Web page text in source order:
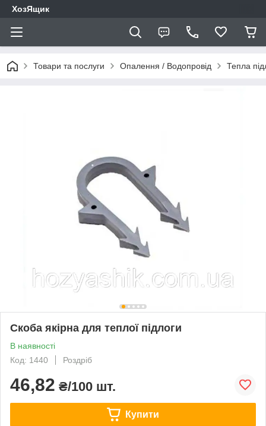
ХозЯщик
Товари та послуги Опалення / Водопровід Тепла
Скоба якірна для теплої підлоги
В наявності
Код: 1440
Роздріб
46,82 ₴/100 шт.
Купити